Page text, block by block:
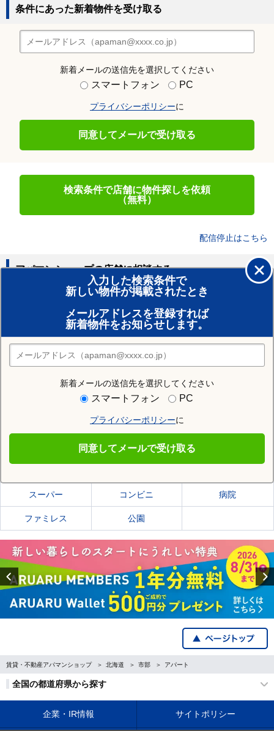
条件にあった新着物件を受け取る
新着メールの送信先を選択してください
スマートフォン PC
プライバシーポリシーに
同意してメールで受け取る
検索条件で店舗に物件探しを依頼
（無料）
配信停止はこちら
入力した検索条件で
新しい物件が掲載されたとき
メールアドレスを登録すれば
新着物件をお知らせします。
新着メールの送信先を選択してください
スマートフォン PC
プライバシーポリシーに
同意してメールで受け取る
アパマンショップの店舗に相談する
賃貸のプロがお部屋探し！
おまかせ物件リクエスト
住みたい街の店舗を探す
店舗検索
住む街研究所で足寄郡足寄町の情報を見る
足寄郡足寄町の施設一覧
スーパー コンビニ 病院
ファミレス 公園
Previous
賃貸・不動産アパマンショップ 北海道 市部 アパート
全国の都道府県から探す
企業・IR情報 サイトポリシー